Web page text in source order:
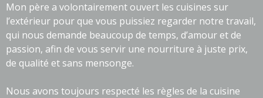
Mon père a volontairement ouvert les cuisines sur
l’extérieur pour que vous puissiez regarder notre travail,
qui nous demande beaucoup de temps, d’amour et de
passion, afin de vous servir une nourriture à juste prix,
de qualité et sans mensonge.
Nous avons toujours respecté les règles de la cuisine